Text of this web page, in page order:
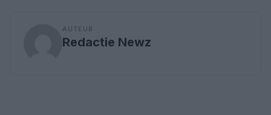
AUTEUR
Redactie Newz